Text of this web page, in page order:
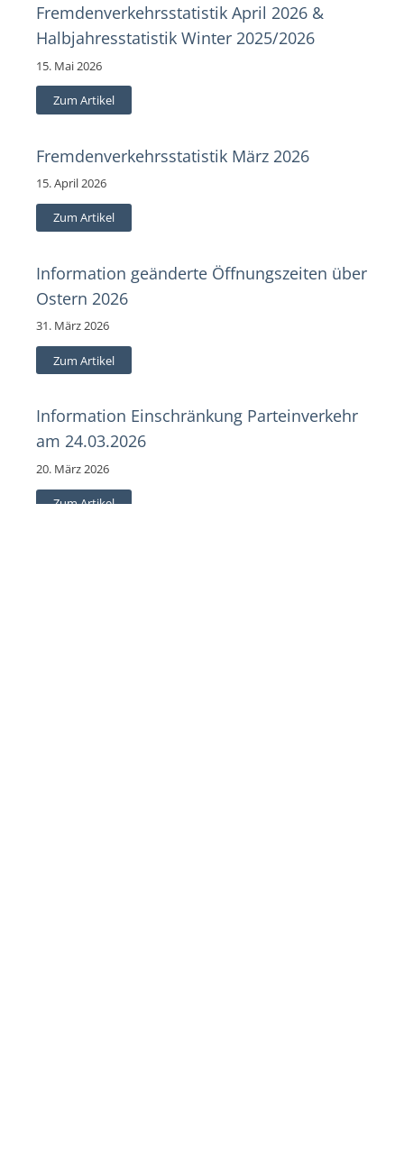
Fremdenverkehrsstatistik April 2026 &
Halbjahresstatistik Winter 2025/2026
15. Mai 2026
Zum Artikel
Fremdenverkehrsstatistik März 2026
15. April 2026
Zum Artikel
Information geänderte Öffnungszeiten über
Ostern 2026
31. März 2026
Zum Artikel
Information Einschränkung Parteinverkehr
am 24.03.2026
20. März 2026
Zum Artikel